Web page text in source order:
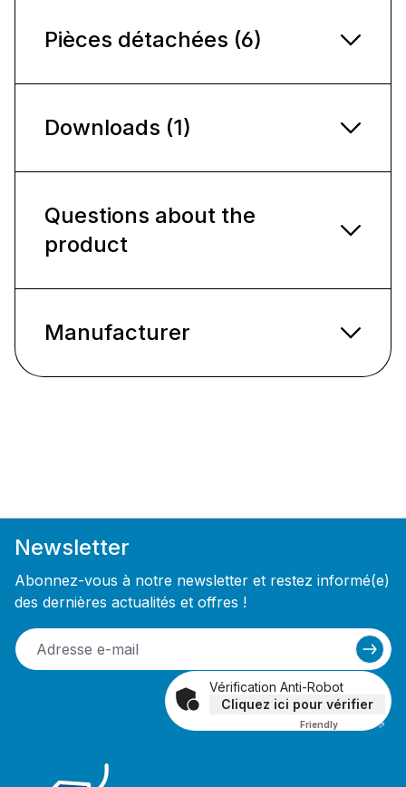
Pièces détachées (6)
Downloads (1)
Questions about the
product
Manufacturer
Newsletter
Abonnez-vous à notre newsletter et restez informé(e)
des dernières actualités et offres !
Vérification Anti-Robot
Cliquez ici pour vérifier
Friendly Captcha ⇗